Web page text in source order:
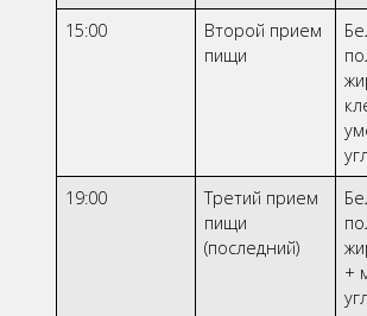
15:00
Второй прием
пищи
19:00
Третий прием
пищи
(последний)
+